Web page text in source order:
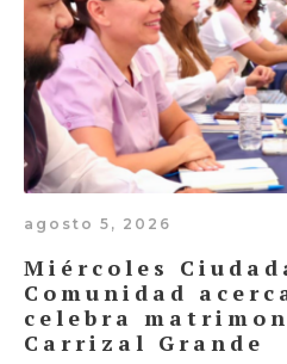
agosto 5, 2026
Miércoles
Comunidad
celebra
Carrizal Grande